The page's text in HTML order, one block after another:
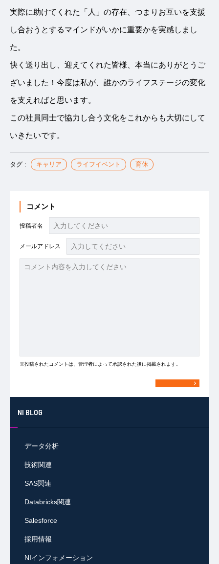
実際に助けてくれた「人」の存在、つまりお互いを支援
し合おうとするマインドがいかに重要かを実感しまし
た。
快く送り出し、迎えてくれた皆様、本当にありがとうご
ざいました！今度は私が、誰かのライフステージの変化
を支えればと思います。
この社員同士で協力し合う文化をこれからも大切にして
いきたいです。
タグ : キャリア ライフイベント 育休
コメント
投稿者名
メールアドレス
※投稿されたコメントは、管理者によって承認された後に掲載されます。
NI BLOG
データ分析
技術関連
SAS関連
Databricks関連
Salesforce
採用情報
NIインフォメーション